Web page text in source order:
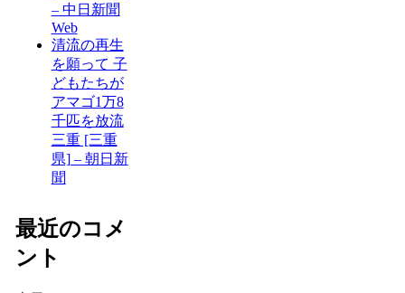
– 中日新聞
Web
清流の再生
を願って 子
どもたちが
アマゴ1万8
千匹を放流
三重 [三重
県] – 朝日新
聞
最近のコメ
ント